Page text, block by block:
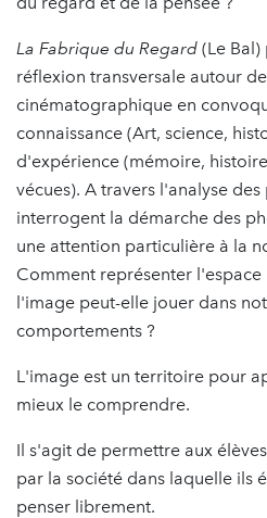
La Fabrique du Regard (Le
réflexion transversale autour
cinématographique en
connaissance (Art, science,
d'expérience (mémoire,
vécues). A travers l'analyse
interrogent la démarche des
une attention particulière à la
Comment représenter
l'image peut-elle jouer dans
comportements ?
L'image est un territoire pour
mieux le comprendre.
Il s'agit de permettre aux
par la société dans laquelle ils
penser librement.